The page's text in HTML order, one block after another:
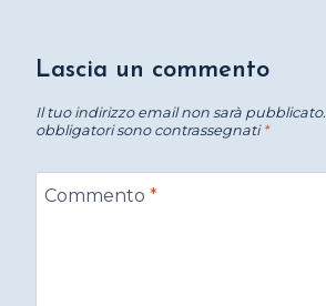
Lascia un commento
Il tuo indirizzo email non sarà pubblicato.
obbligatori sono contrassegnati *
Commento *